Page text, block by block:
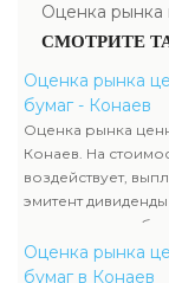
Оценка рынка
СМОТРИТЕ
Оценка рынка
бумаг - Конаев
Оценка рынка
Конаев. На
воздействует,
эмитент дивиденды
акционерам либо
облигациям,
данных выплат.
Оценка рынка
бумаг в Конаев